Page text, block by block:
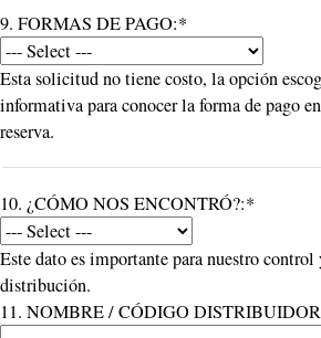
9. FORMAS DE PAGO:*
Esta solicitud no tiene costo, la opción
informativa para conocer la forma de pago
reserva.
10. ¿CÓMO NOS ENCONTRÓ?:*
Este dato es importante para nuestro control
distribución.
11. NOMBRE / CÓDIGO